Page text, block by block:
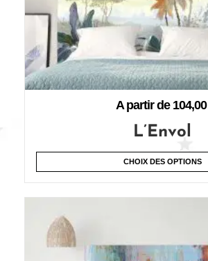
A partir de 104,00
L’Envol
CHOIX DES OPTIONS